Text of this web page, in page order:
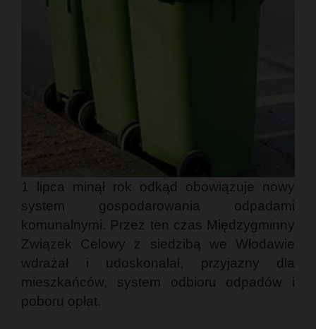
1 lipca minął rok odkąd obowiązuje nowy
system gospodarowania odpadami
komunalnymi. Przez ten czas Międzygminny
Związek Celowy z siedzibą we Włodawie
wdrażał i udoskonalał, przyjazny dla
mieszkańców, system odbioru odpadów i
poboru opłat.